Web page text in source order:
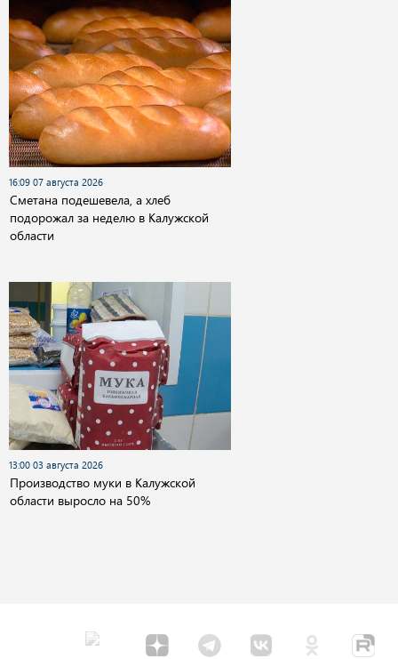
16:09 07 августа 2026
Сметана подешевела, а хлеб
подорожал за неделю в Калужской
области
13:00 03 августа 2026
Производство муки в Калужской
области выросло на 50%